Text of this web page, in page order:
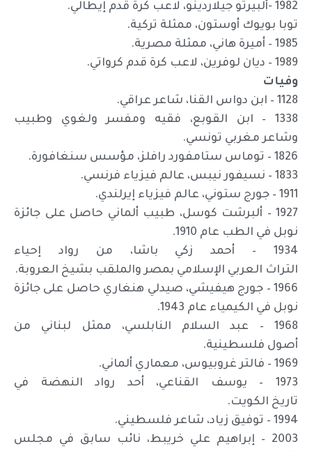
1982 -ألبيرتو جيلاردينو، لاعب كرة قدم إيطالي.
توبا بويوك أوستون، ممثلة تركية.
1985 – أميرة هاني، ممثلة مصرية.
1989 – ديان لوفرين، لاعب كرة قدم كرواتي.
وفيات
1128 – ابن دواس القنا، شاعر عراقي.
1338 – ابن القوبع، فقيه ومفسر ولغوي وطبيب
وشاعر مغربي تونسي.
1826 – توماس ستامفورد رافلز، مؤسس سنغافورة.
1833 – نسيفور نيبس، عالم فيزياء فرنسي.
1911 – جورج ستوني، عالم فيزياء إيرلندي.
1927 – ألبرشت كوسل، طبيب ألماني حاصل على جائزة
نوبل في الطب عام 1910.
1934 – أحمد زكي باشا، من رواد إحياء
التراث العربي الإسلامي بمصر والملقب بشيخ العروبة.
1966 – جورج هيفيشي، صيدلي هنغاري حاصل على جائزة
نوبل في الكيمياء عام 1943.
1968 – عبد السلام النابلسي، ممثل لبناني من
أصول فلسطينية.
1969 – فالتر غروبيوس، معماري ألماني.
1973 – يوسف القناعي، أحد رواد النهضة في
تاريخ الكويت.
1994 – توفيق زياد، شاعر فلسطيني.
2003 – إبراهيم علي خريبط، نائب سابق في مجلس